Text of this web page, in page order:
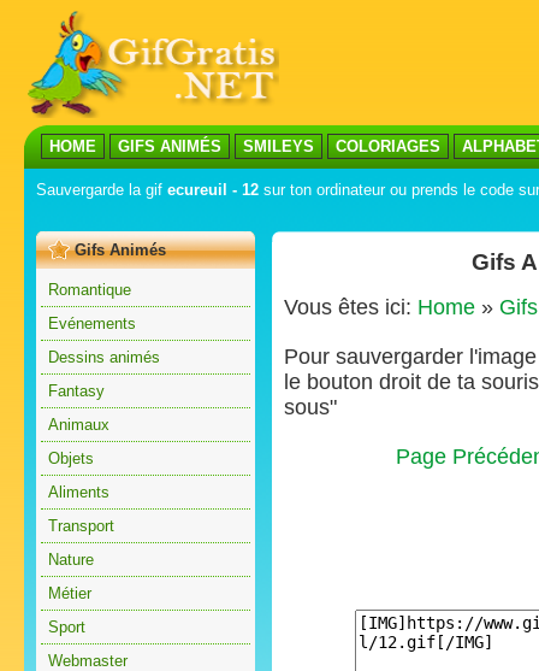
HOME GIFS ANIMÉS SMILEYS COLORIAGES
Sauvergarde la gif ecureuil - 12 sur ton ordinateur ou prends le code
Gifs Animés
Romantique
Evénements
Dessins animés
Fantasy
Animaux
Objets
Aliments
Transport
Nature
Métier
Sport
Webmaster
Gifs
Vous êtes ici: Home »
Pour sauvergarder
le bouton droit de ta
sous"
Page